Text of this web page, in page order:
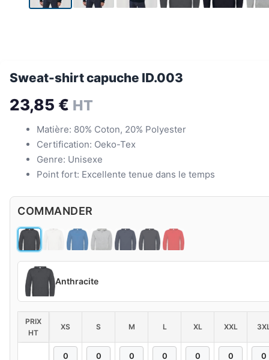
Sweat-shirt capuche ID.003
23,85 € HT
Matière: 80% Coton, 20% Polyester
Certification: Oeko-Tex
Genre: Unisexe
Point fort: Excellente tenue dans le temps
COMMANDER
Anthracite
PRIX
HT
XS S M L XL XXL